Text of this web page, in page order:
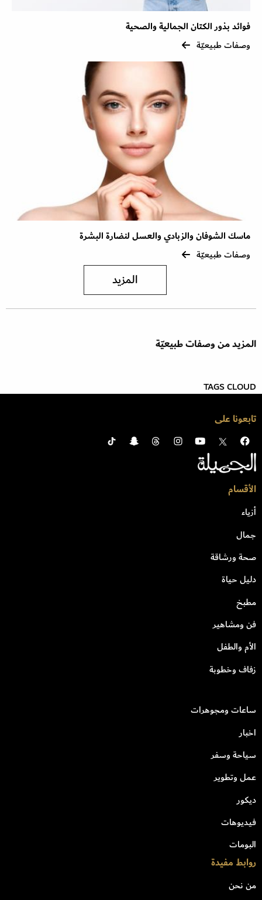
فوائد بذور الكتان الجمالية والصحية
وصفات طبيعيّة
ماسك الشوفان والزبادي والعسل لنضارة البشرة
وصفات طبيعيّة
المزيد
المزيد من وصفات طبيعيّة
TAGS CLOUD
تابعونا على
الأقسام
أزياء
جمال
صحة ورشاقة
دليل حياة
مطبخ
فن ومشاهير
الأم والطفل
زفاف وخطوبة
ساعات ومجوهرات
اخبار
سياحة وسفر
عمل وتطوير
ديكور
فيديوهات
البومات
روابط مفيدة
من نحن